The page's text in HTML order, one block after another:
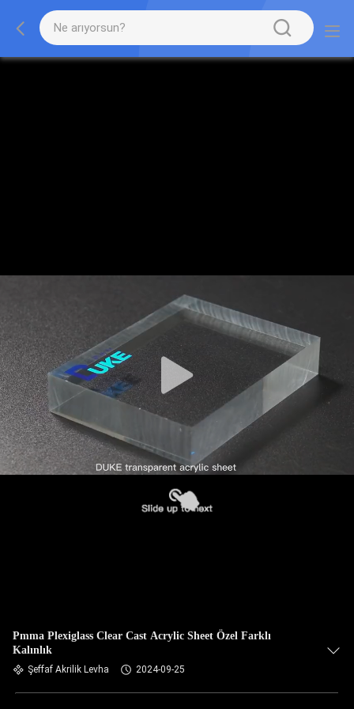
Pmma Plexiglass Clear Cast Acrylic Sheet Özel Farklı
Kalınlık
Şeffaf Akrilik Levha 2024-09-25